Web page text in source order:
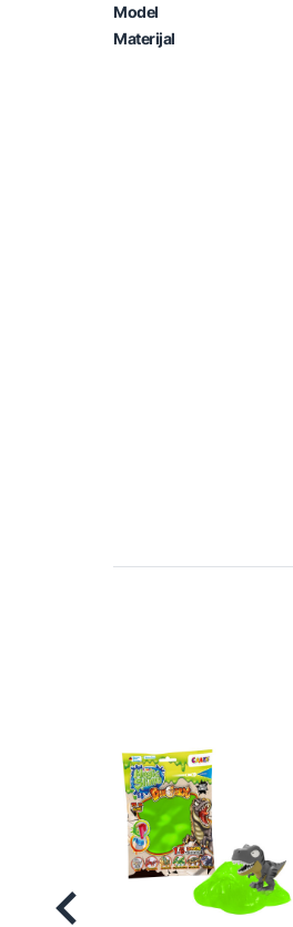
Model
Materijal